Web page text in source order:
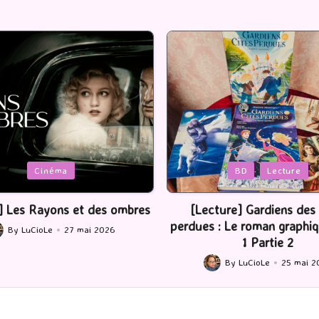
BD Lecture
Gardiens des cités
: Le roman graphique Tome
Posted
in
Serie Tv USA
[Série TV] The Madison :
by
By LuCioLe 22 mai